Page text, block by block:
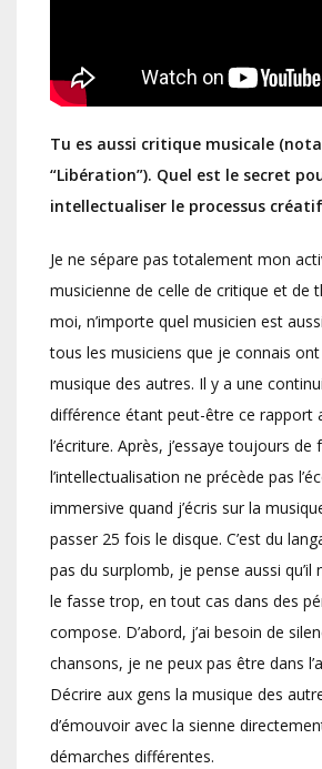
Tu es aussi critique musicale
“Libération”). Quel est le secret
intellectualiser le processus
Je ne sépare pas totalement mon
musicienne de celle de critique et de
moi, n’importe quel musicien est
tous les musiciens que je connais
musique des autres. Il y a une
différence étant peut-être ce rapport
l’écriture. Après, j’essaye toujours
l’intellectualisation ne précède pas
immersive quand j’écris sur la
passer 25 fois le disque. C’est du
pas du surplomb, je pense aussi qu’il
le fasse trop, en tout cas dans des
compose. D’abord, j’ai besoin de
chansons, je ne peux pas être dans
Décrire aux gens la musique des
d’émouvoir avec la sienne
démarches différentes.